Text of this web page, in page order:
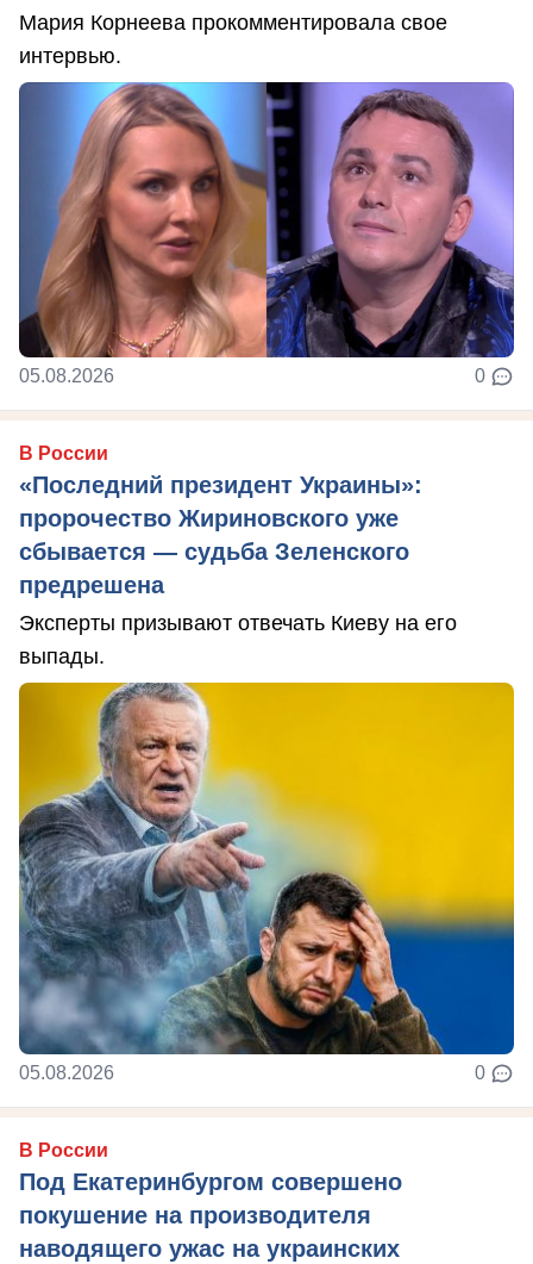
Мария Корнеева прокомментировала свое
интервью.
05.08.2026 0
В России
«Последний президент Украины»:
пророчество Жириновского уже
сбывается — судьба Зеленского
предрешена
Эксперты призывают отвечать Киеву на его
выпады.
05.08.2026 0
В России
Под Екатеринбургом совершено
покушение на производителя
наводящего ужас на украинских